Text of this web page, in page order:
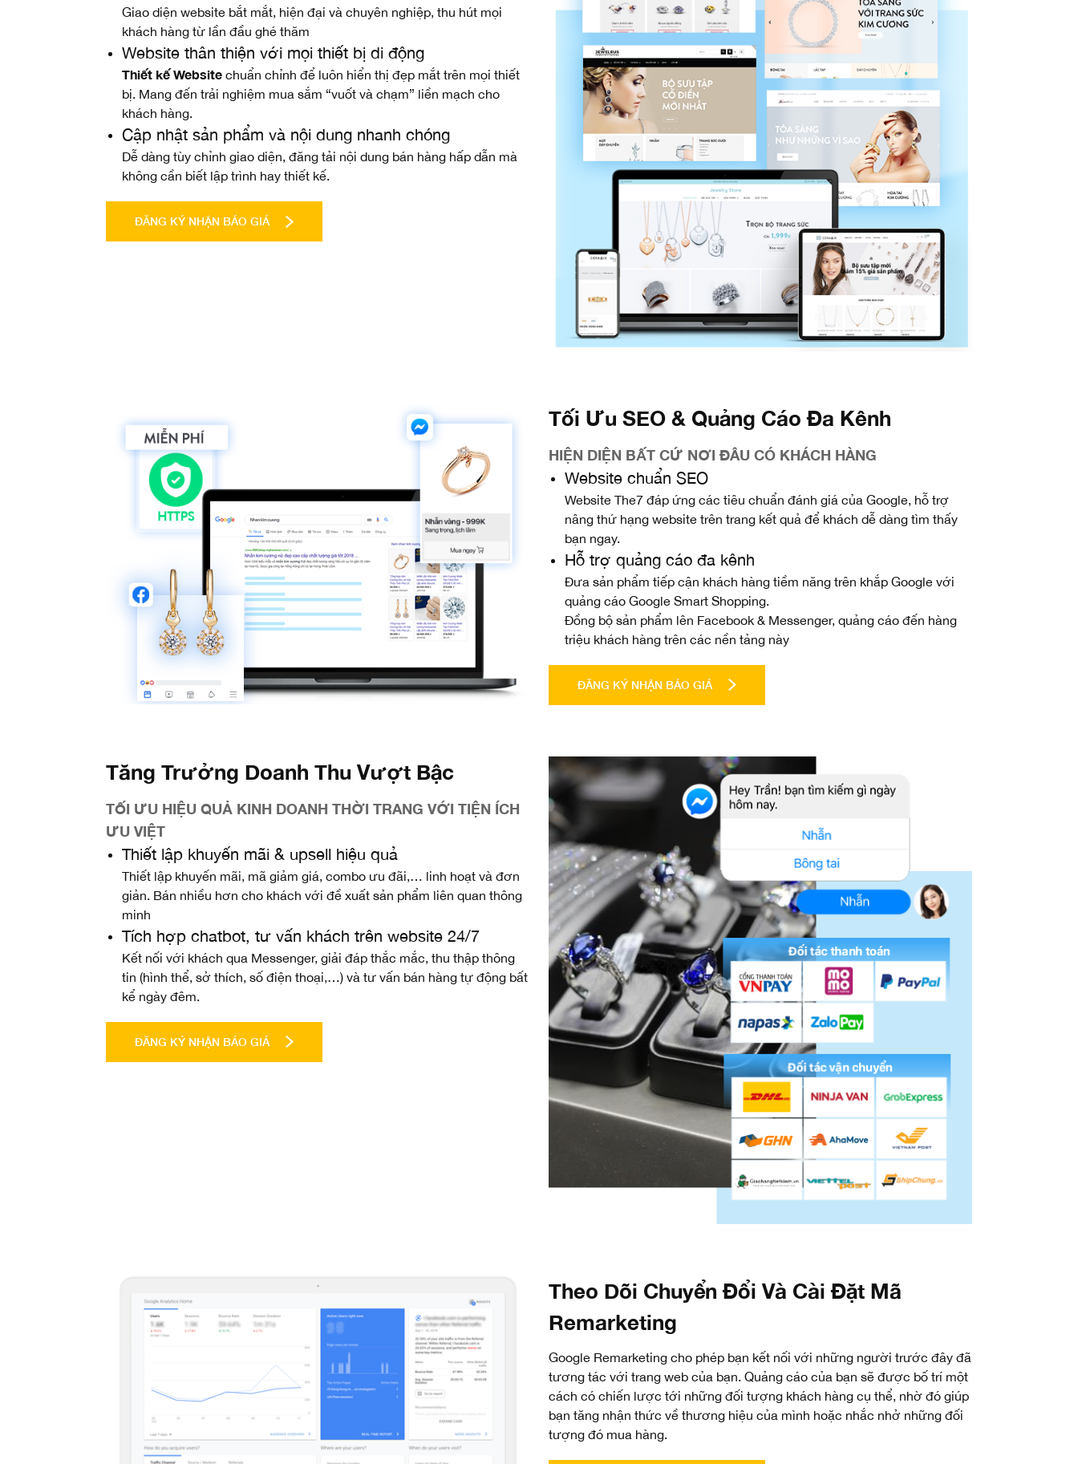
Giao diện website bắt mắt, hiện đại và chuyên nghiệp, thu hút mọi
khách hàng từ lần đầu ghé thăm
Website thân thiện với mọi thiết bị di động
Thiết kế Website chuẩn chỉnh để luôn hiển thị đẹp mắt trên mọi thiết
bị. Mang đến trải nghiệm mua sắm “vuốt và chạm” liền mạch cho
khách hàng.
Cập nhật sản phẩm và nội dung nhanh chóng
Dễ dàng tùy chỉnh giao diện, đăng tải nội dung bán hàng hấp dẫn mà
không cần biết lập trình hay thiết kế.
ĐĂNG KÝ NHẬN BÁO GIÁ
Tối Ưu SEO & Quảng Cáo Đa Kênh
HIỆN DIỆN BẤT CỨ NƠI ĐÂU CÓ KHÁCH HÀNG
Website chuẩn SEO
Website The7 đáp ứng các tiêu chuẩn đánh giá của Google, hỗ trợ
nâng thứ hạng website trên trang kết quả để khách dễ dàng tìm thấy
bạn ngay.
Hỗ trợ quảng cáo đa kênh
Đưa sản phẩm tiếp cận khách hàng tiềm năng trên khắp Google với
quảng cáo Google Smart Shopping.
Đồng bộ sản phẩm lên Facebook & Messenger, quảng cáo đến hàng
triệu khách hàng trên các nền tảng này
ĐĂNG KÝ NHẬN BÁO GIÁ
Tăng Trưởng Doanh Thu Vượt Bậc
TỐI ƯU HIỆU QUẢ KINH DOANH THỜI TRANG VỚI TIỆN ÍCH
ƯU VIỆT
Thiết lập khuyến mãi & upsell hiệu quả
Thiết lập khuyến mãi, mã giảm giá, combo ưu đãi,… linh hoạt và đơn
giản. Bán nhiều hơn cho khách với đề xuất sản phẩm liên quan thông
minh
Tích hợp chatbot, tư vấn khách trên website 24/7
Kết nối với khách qua Messenger, giải đáp thắc mắc, thu thập thông
tin (hình thể, sở thích, số điện thoại,…) và tư vấn bán hàng tự động bất
kể ngày đêm.
ĐĂNG KÝ NHẬN BÁO GIÁ
Theo Dõi Chuyển Đổi Và Cài Đặt Mã
Remarketing
Google Remarketing cho phép bạn kết nối với những người trước đây đã
tương tác với trang web của bạn. Quảng cáo của bạn sẽ được bố trí một
cách có chiến lược tới những đối tượng khách hàng cụ thể, nhờ đó giúp
bạn tăng nhận thức về thương hiệu của mình hoặc nhắc nhở những đối
tượng đó mua hàng.